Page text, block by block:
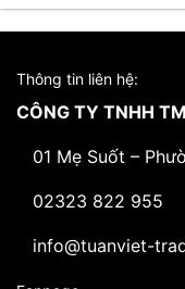
Thông tin liên hệ:
CÔNG TY TNHH
01 Mẹ Suốt –
02323 822 955
info@tuanviet-